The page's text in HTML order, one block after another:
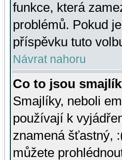
funkce, která
problémů. Pokud
příspěvku tuto
Návrat nahoru
Co to jsou
Smajlíky, neboli
používají k
znamená šťastný,
můžete